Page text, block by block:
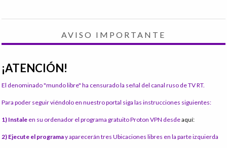
AVISO IMPORTANTE
¡ATENCIÓN!
El denominado "mundo libre" ha censurado la señal del canal ruso de TV RT.
Para poder seguir viéndolo en nuestro portal siga las instrucciones siguientes:
1) Instale en su ordenador el programa gratuito Proton VPN desdeaquí:
2) Ejecute el programay aparecerán tres Ubicaciones libres en la parte izquierda